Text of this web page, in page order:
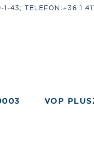
43; TELEFON:+36 1
VOP